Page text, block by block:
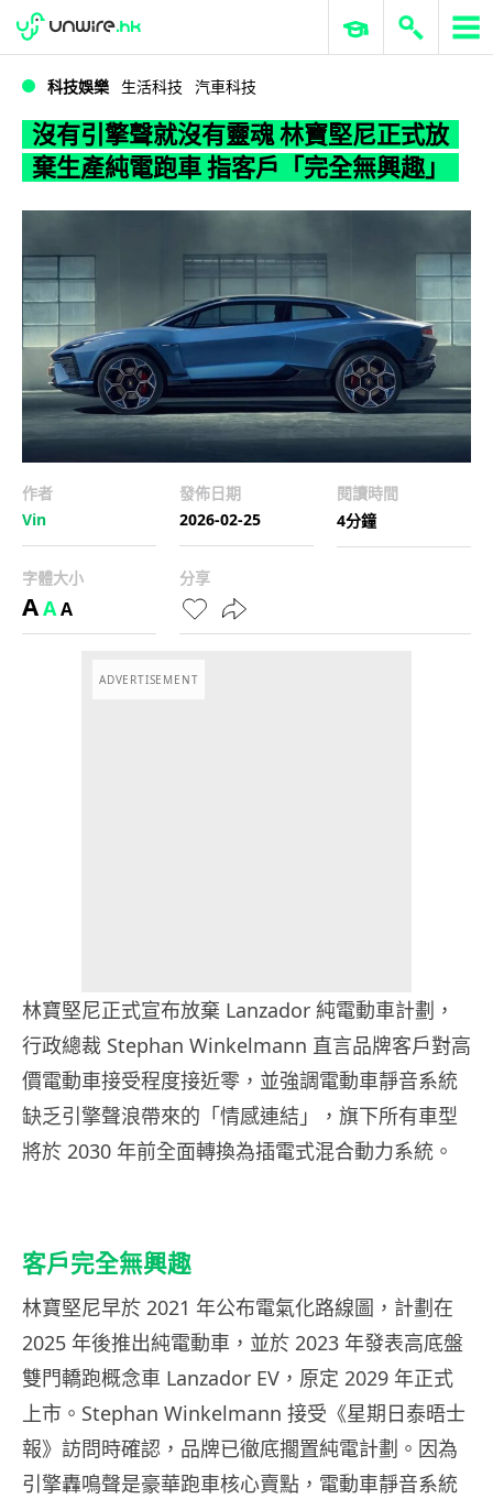
WWDC 2026 ERP 與商業 AI
科技娛樂 生活科技 汽車科技
沒有引擎聲就沒有靈魂 林寶堅尼正式放
棄生產純電跑車 指客戶「完全無興趣」
作者
Vin
發佈日期
2026-02-25
閱讀時間
4分鐘
字體大小
AAA
分享
ADVERTISEMENT
林寶堅尼正式宣布放棄 Lanzador 純電動車計劃，
行政總裁 Stephan Winkelmann 直言品牌客戶對高
價電動車接受程度接近零，並強調電動車靜音系統
缺乏引擎聲浪帶來的「情感連結」，旗下所有車型
將於 2030 年前全面轉換為插電式混合動力系統。
客戶完全無興趣
林寶堅尼早於 2021 年公布電氣化路線圖，計劃在
2025 年後推出純電動車，並於 2023 年發表高底盤
雙門轎跑概念車 Lanzador EV，原定 2029 年正式
上市。Stephan Winkelmann 接受《星期日泰晤士
報》訪問時確認，品牌已徹底擱置純電計劃。因為
引擎轟鳴聲是豪華跑車核心賣點，電動車靜音系統